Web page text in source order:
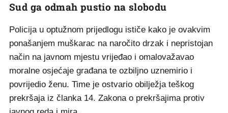
Sud ga odmah pustio na slobodu
Policija u optužnom prijedlogu ističe kako je ovakvim
ponašanjem muškarac na naročito drzak i nepristojan
način na javnom mjestu vrijeđao i omalovažavao
moralne osjećaje građana te ozbiljno uznemirio i
povrijedio ženu. Time je ostvario obilježja teškog
prekršaja iz članka 14. Zakona o prekršajima protiv